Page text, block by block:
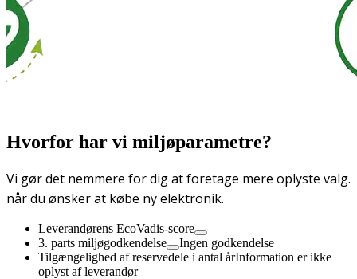
Hvorfor har vi miljøparametre?
Vi gør det nemmere for dig at foretage mere oplyste valg.
når du ønsker at købe ny elektronik.
Leverandørens EcoVadis-score
3. parts miljøgodkendelse
Ingen godkendelse
Tilgængelighed af reservedele i antal årInformation er ikke
oplyst af leverandør